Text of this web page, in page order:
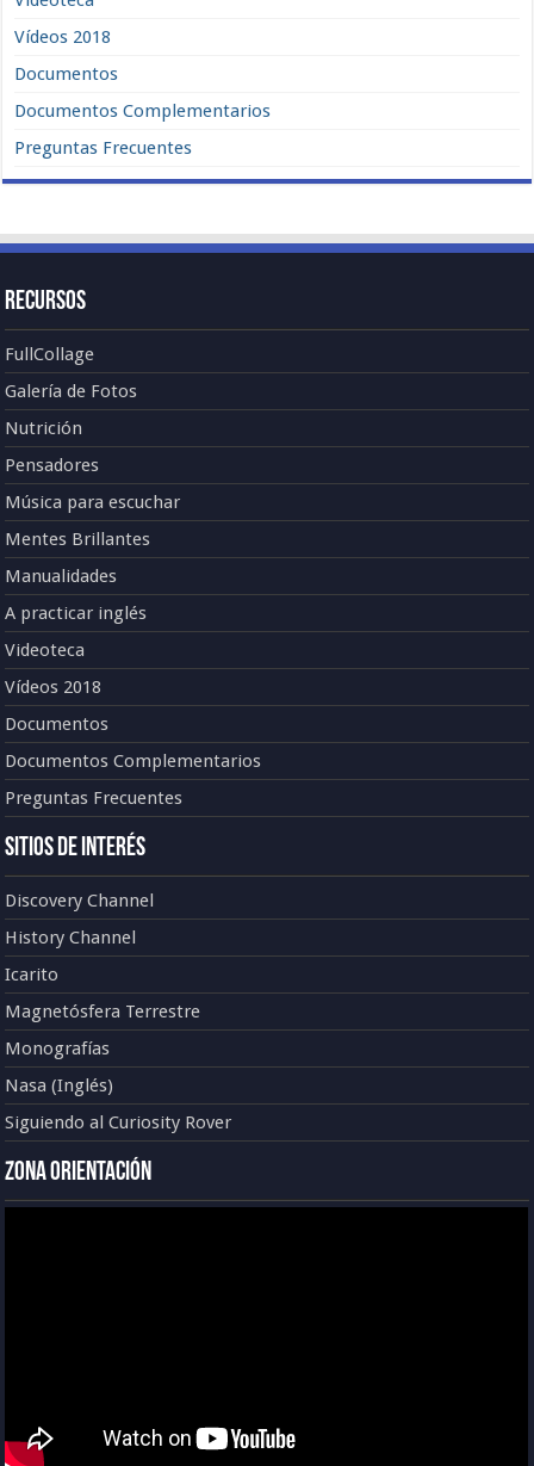
Vídeos 2018
Documentos
Documentos Complementarios
Preguntas Frecuentes
Recursos
FullCollage
Galería de Fotos
Nutrición
Pensadores
Música para escuchar
Mentes Brillantes
Manualidades
A practicar inglés
Videoteca
Vídeos 2018
Documentos
Documentos Complementarios
Preguntas Frecuentes
Sitios de Interés
Discovery Channel
History Channel
Icarito
Magnetósfera Terrestre
Monografías
Nasa (Inglés)
Siguiendo al Curiosity Rover
Zona Orientación